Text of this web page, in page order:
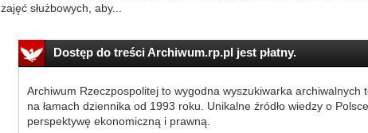
zajęć służbowych, aby...
Dostęp do treści Archiwum.rp.pl jest płatny.
Archiwum Rzeczpospolitej to wygodna wyszukiwarka archiwalnych
na łamach dziennika od 1993 roku. Unikalne źródło wiedzy o
perspektywę ekonomiczną i prawną.